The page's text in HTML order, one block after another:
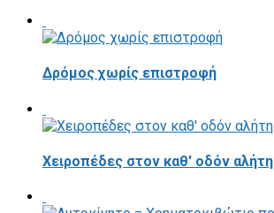
Δρόμος χωρίς επιστροφή
Χειροπέδες στον καθ' οδόν αλήτη